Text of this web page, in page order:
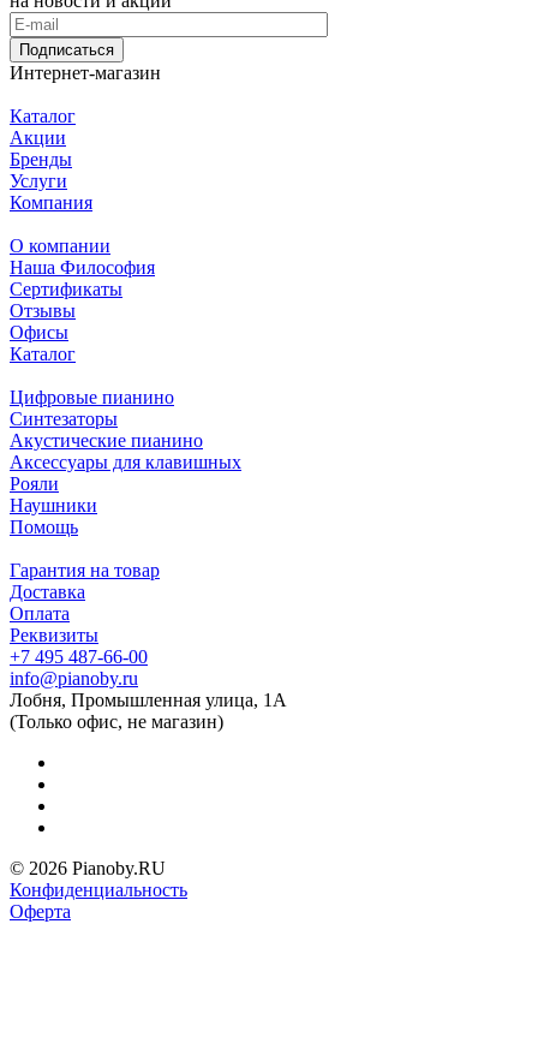
Подписаться
Интернет-магазин
Каталог
Акции
Бренды
Услуги
Компания
О компании
Наша Философия
Сертификаты
Отзывы
Офисы
Каталог
Цифровые пианино
Синтезаторы
Акустические пианино
Аксессуары для клавишных
Рояли
Наушники
Помощь
Гарантия на товар
Доставка
Оплата
Реквизиты
+7 495 487-66-00
info@pianoby.ru
Лобня, Промышленная улица, 1А
(Только офис, не магазин)
© 2026 Pianoby.RU
Конфиденциальность
Оферта